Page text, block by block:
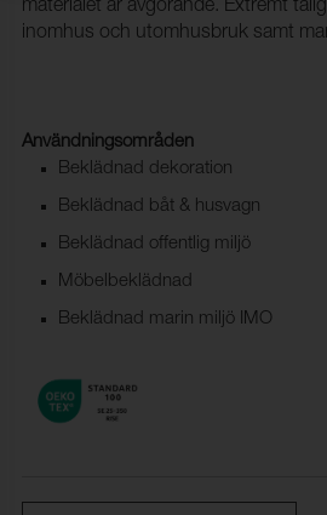
materialet är avgörande. Extremt
inomhus och utomhusbruk samt
Användningsområden
Beklädnad dekoration
Beklädnad båt & husvagn
Beklädnad offentlig miljö
Möbelbeklädnad
Beklädnad marin miljö IMO